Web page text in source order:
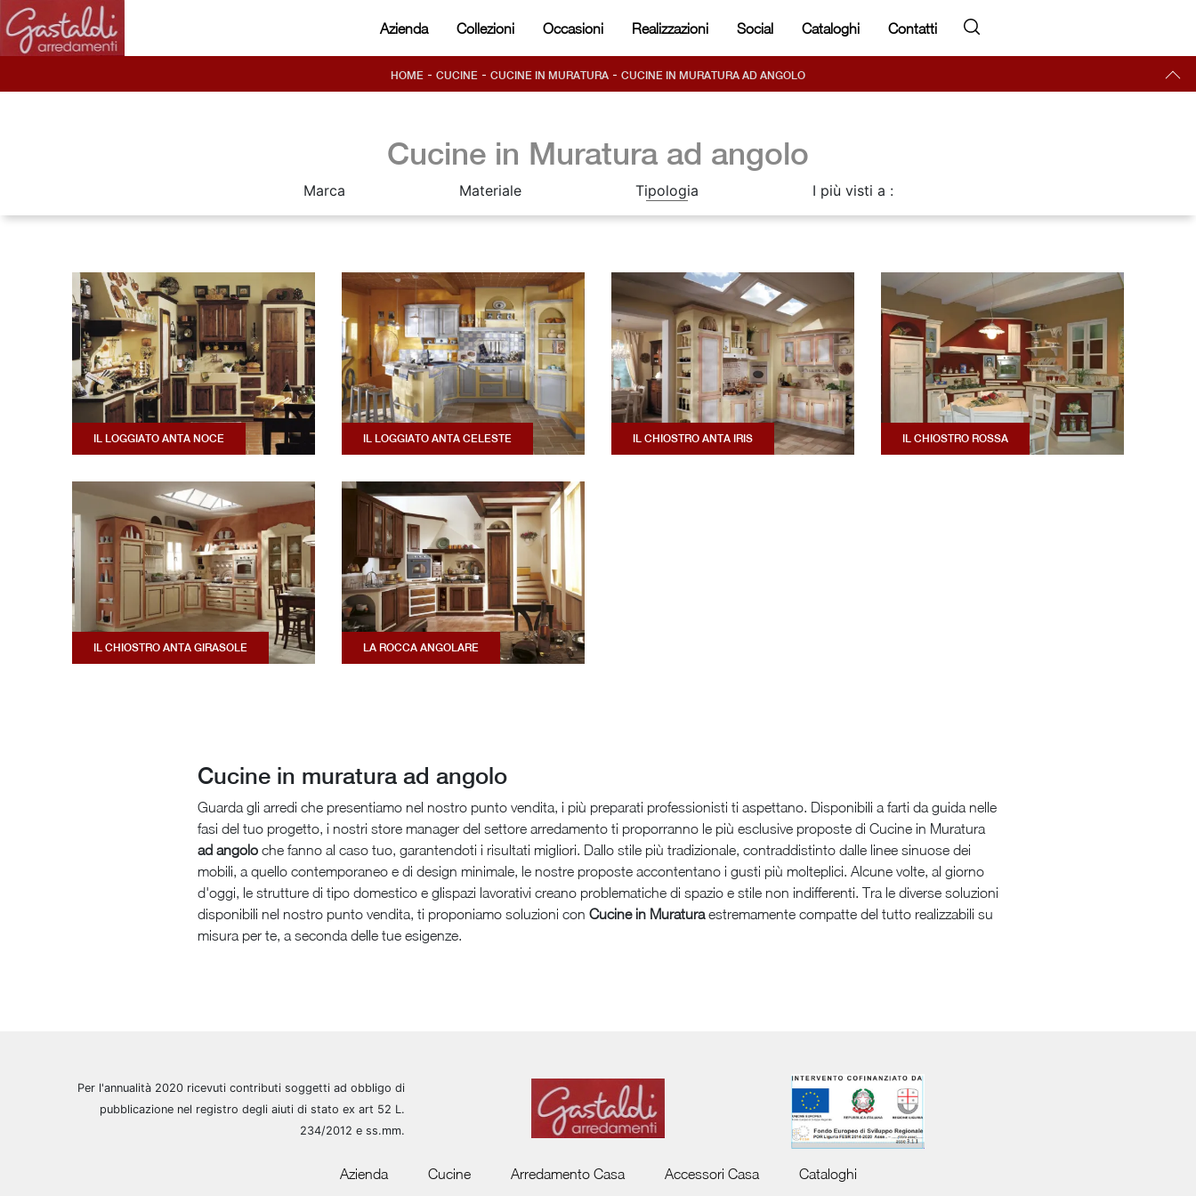
Azienda Collezioni Occasioni Realizzazioni Social Cataloghi Contatti
HOME - CUCINE - CUCINE IN MURATURA - CUCINE IN MURATURA AD ANGOLO
Cucine in Muratura ad angolo
Marca Materiale Tipologia I più visti a :
IL LOGGIATO ANTA NOCE IL LOGGIATO ANTA CELESTE IL CHIOSTRO ANTA IRIS IL CHIOSTRO ROSSA
IL CHIOSTRO ANTA GIRASOLE LA ROCCA ANGOLARE
Cucine in muratura ad angolo
Guarda gli arredi che presentiamo nel nostro punto vendita, i più preparati professionisti ti aspettano. Disponibili a farti da guida nelle
fasi del tuo progetto, i nostri store manager del settore arredamento ti proporranno le più esclusive proposte di Cucine in Muratura
ad angolo che fanno al caso tuo, garantendoti i risultati migliori. Dallo stile più tradizionale, contraddistinto dalle linee sinuose dei
mobili, a quello contemporaneo e di design minimale, le nostre proposte accontentano i gusti più molteplici. Alcune volte, al giorno
d'oggi, le strutture di tipo domestico e glispazi lavorativi creano problematiche di spazio e stile non indifferenti. Tra le diverse soluzioni
disponibili nel nostro punto vendita, ti proponiamo soluzioni con Cucine in Muraturaestremamente compatte del tutto realizzabili su
misura per te, a seconda delle tue esigenze.
Per l'annualità 2020 ricevuti contributi soggetti ad obbligo di
pubblicazione nel registro degli aiuti di stato ex art 52 L.
234/2012 e ss.mm.
Azienda Cucine Arredamento Casa Accessori Casa Cataloghi